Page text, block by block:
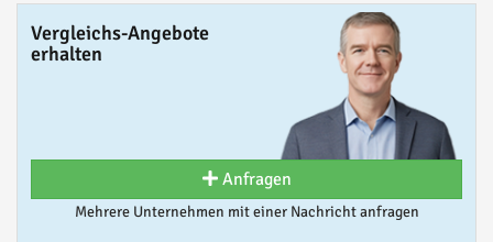
Vergleichs-Angebote
erhalten
Anfragen
Mehrere Unternehmen mit einer Nachricht anfragen